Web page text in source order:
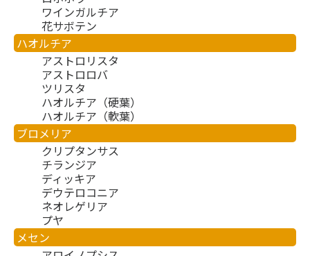
ワインガルチア
花サボテン
ハオルチア
アストロリスタ
アストロロバ
ツリスタ
ハオルチア（硬葉）
ハオルチア（軟葉）
ブロメリア
クリプタンサス
チランジア
ディッキア
デウテロコニア
ネオレゲリア
プヤ
メセン